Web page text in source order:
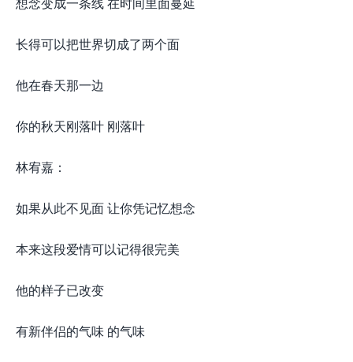
长得可以把世界切成了两个面
他在春天那一边
你的秋天刚落叶 刚落叶
林宥嘉：
如果从此不见面 让你凭记忆想念
本来这段爱情可以记得很完美
他的样子已改变
有新伴侣的气味 的气味